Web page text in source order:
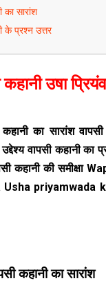
का सारांश
के प्रश्न उत्तर
कहानी उषा
कहानी का सारांश
वापसी कहानी का
कहानी की समीक्षा
Usha priyamwada
कहानी का सारांश